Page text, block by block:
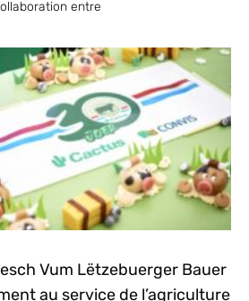
entre
Vum Lëtzebuerger Bauer
au service de l’agriculture